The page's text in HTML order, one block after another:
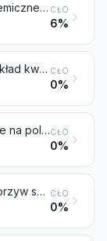
Celuloza i jej pochodne chemiczne, gdzie indziej niewymienione ani niewłączone, w formach podstawowych CŁO
6%
Polimery naturalne (na przykład kwas alginowy) i modyfikowane polimery naturalne (na przykład utwardzone białka, pochodne chemiczne kauczuku naturalnego), gdzie indziej niewymienione ani niewłączone, w formach podstawowych CŁO
0%
Wymieniacze jonowe oparte na polimerach objętych pozycjami od 3901 do 3913, w formach podstawowychCŁO
0%
Odpady, ścinki i braki, z tworzyw sztucznych CŁO
0%